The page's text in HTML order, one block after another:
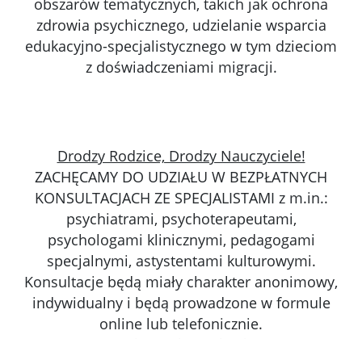
zdrowia psychicznego, udzielanie wsparcia
edukacyjno-specjalistycznego w tym dzieciom
z doświadczeniami migracji.
Drodzy Rodzice, Drodzy Nauczyciele!
ZACHĘCAMY DO UDZIAŁU W BEZPŁATNYCH
KONSULTACJACH ZE SPECJALISTAMI z m.in.:
psychiatrami, psychoterapeutami,
psychologami klinicznymi, pedagogami
specjalnymi, astystentami kulturowymi.
Konsultacje będą miały charakter anonimowy,
indywidualny i będą prowadzone w formule
online lub telefonicznie.